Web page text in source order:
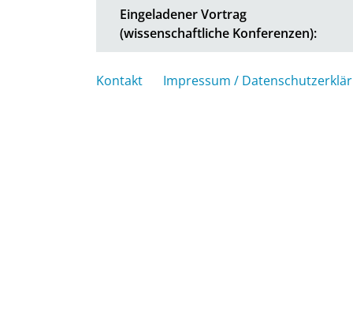
Eingeladener Vortrag
(wissenschaftliche Konferenzen):
Kontakt Impressum /